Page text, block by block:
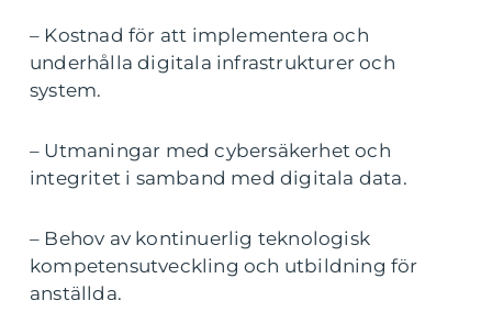
– Kostnad för att implementera och
underhålla digitala infrastrukturer och
system.
– Utmaningar med cybersäkerhet och
integritet i samband med digitala data.
– Behov av kontinuerlig teknologisk
kompetensutveckling och utbildning för
anställda.